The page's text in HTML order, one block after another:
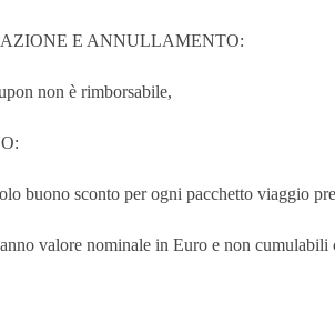
E ANNULLAMENTO:
non è rimborsabile,
buono sconto per ogni pacchetto viaggio
valore nominale in Euro e non cumulabili